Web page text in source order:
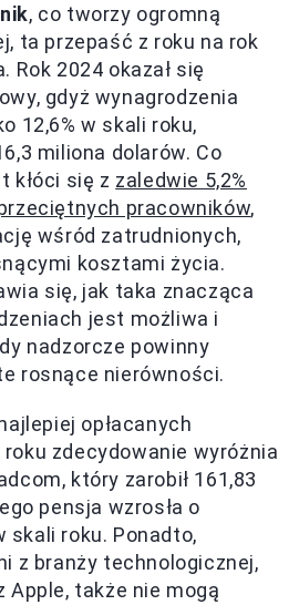
, co tworzy ogromną
ta przepaść z roku na rok
Rok 2024 okazał się
gdyż wynagrodzenia
12,6% w skali roku,
miliona dolarów. Co
kłóci się z zaledwie 5,2%
pracowników,
wśród zatrudnionych,
kosztami życia.
się, jak taka znacząca
jest możliwa i
nadzorcze powinny
rosnące nierówności.
opłacanych
zdecydowanie wyróżnia
który zarobił 161,83
pensja wzrosła o
skali roku. Ponadto,
z branży technologicznej,
Apple, także nie mogą